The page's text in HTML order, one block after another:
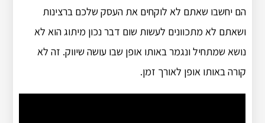
הם יחשבו שאתם לא לוקחים את העסק שלכם ברצינות
ושאתם לא מתכוונים לעשות שום דבר נכון מיתוג הוא לא
נושא שמתחיל ונגמר באותו אופן שבו עושה שיווק. זה לא
קורה באותו אופן לאורך זמן.